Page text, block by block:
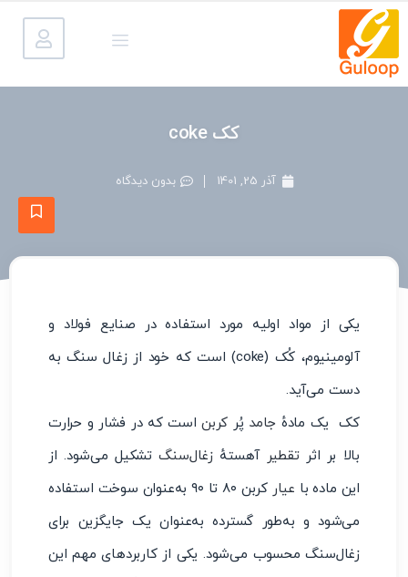
کک coke
آذر 25, 1401 بدون دیدگاه
یکی از مواد اولیه مورد استفاده در صنایع فولاد و
آلومینیوم، کُک (coke) است که خود از زغال سنگ به
دست می‌آید.
کک یک مادهٔ جامد پُر کربناست که در فشار و حرارت
بالا بر اثرتقطیر آهستهٔزغال‌سنگتشکیل می‌شود. از
این ماده با عیار
کربن ۸۰ تا ۹۰ به‌عنوان سوخت استفاده
می‌شود و به‌طور گسترده به‌عنوان یک جایگزین برای
زغال‌سنگ محسوب می‌شود. یکی از کاربردهای مهم این